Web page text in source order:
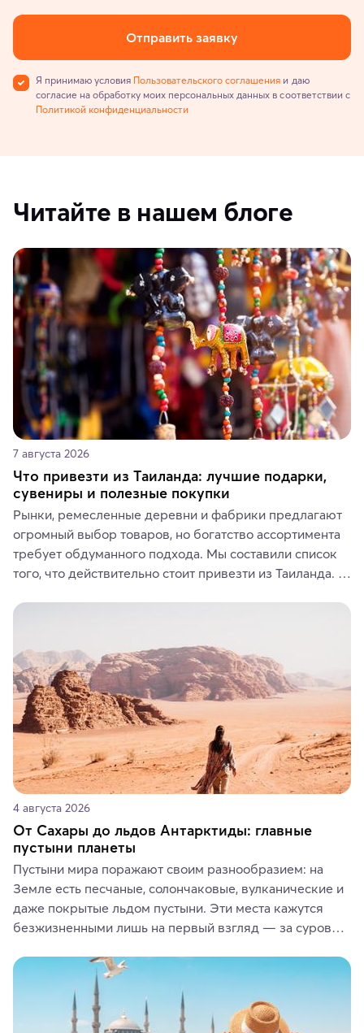
Отправить заявку
Я принимаю условия Пользовательского соглашения и даю
согласие на обработку моих персональных данных в соответствии с
Политикой конфиденциальности
Читайте в нашем блоге
7 августа 2026
Что привезти из Таиланда: лучшие подарки,
сувениры и полезные покупки
Рынки, ремесленные деревни и фабрики предлагают
огромный выбор товаров, но богатство ассортимента
требует обдуманного подхода. Мы составили список
того, что действительно стоит привезти из Таиланда.
средства, одежду, украшения, предметы интерьера
где их купить.
4 августа 2026
От Сахары до льдов Антарктиды: главные
пустыни планеты
Пустыни мира поражают своим разнообразием: на
Земле есть песчаные, солончаковые, вулканические и
даже покрытые льдом пустыни. Эти места кажутся
безжизненными лишь на первый взгляд — за суровой
животные и маршруты, которые дарят одни из самых
ярких впечатлений от путешествий.